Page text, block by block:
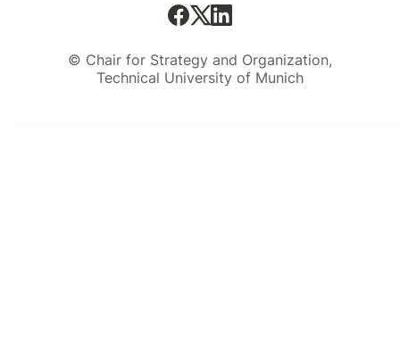
© Chair for Strategy and Organization,
Technical University of Munich